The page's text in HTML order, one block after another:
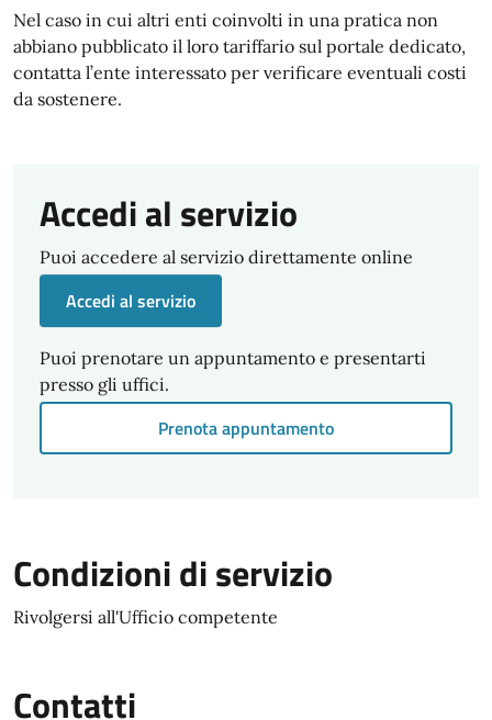
Nel caso in cui altri enti coinvolti in una pratica non
abbiano pubblicato il loro tariffario sul portale dedicato,
contatta l’ente interessato per verificare eventuali costi
da sostenere.
Accedi al servizio
Puoi accedere al servizio direttamente online
Accedi al servizio
Puoi prenotare un appuntamento e presentarti
presso gli uffici.
Prenota appuntamento
Condizioni di servizio
Rivolgersi all'Ufficio competente
Contatti